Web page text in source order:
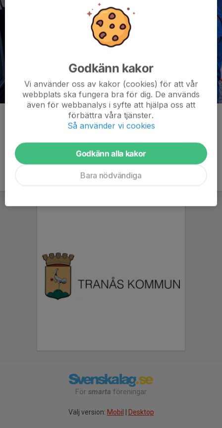
För smarta föreningar
Välj version: Mobil Desktop
Godkänn kakor
Vi använder oss av kakor (cookies) för att vår
webbplats ska fungera bra för dig. De används
även för webbanalys i syfte att hjälpa oss att
förbättra våra tjänster.
Så använder vi cookies
Godkänn alla kakor
Bara nödvändiga